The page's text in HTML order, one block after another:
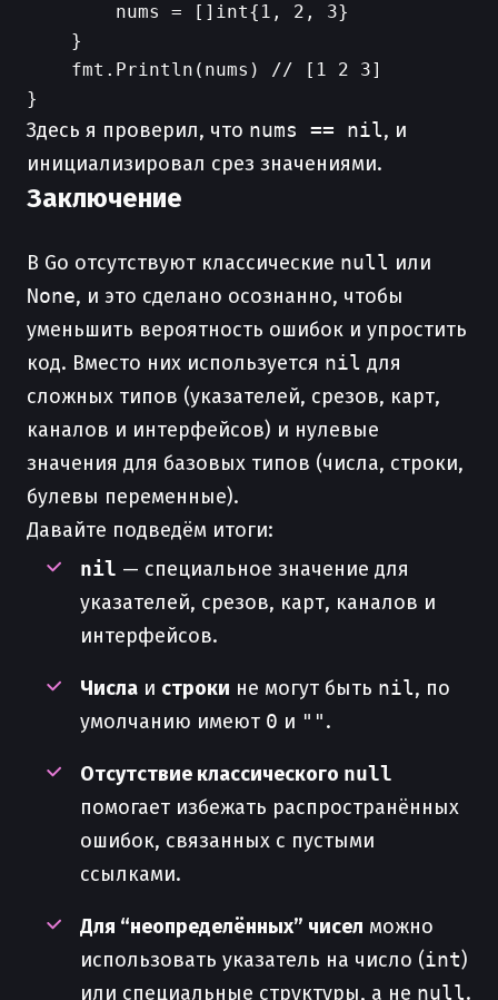
        nums = []int{1, 2, 3}
    }
    fmt.Println(nums) // [1 2 3]
Здесь я проверил, что nums == nil, и
инициализировал срез значениями.
Заключение
В Go отсутствуют классические null или
None, и это сделано осознанно, чтобы
уменьшить вероятность ошибок и упростить
код. Вместо них используется nil для
сложных типов (указателей, срезов, карт,
каналов и интерфейсов) и нулевые
значения для базовых типов (числа, строки,
булевы переменные).
Давайте подведём итоги:
nil — специальное значение для
указателей, срезов, карт, каналов и
интерфейсов.
Числа и строки не могут быть nil, по
умолчанию имеют 0 и "".
Отсутствие классического null
помогает избежать распространённых
ошибок, связанных с пустыми
ссылками.
Для “неопределённых” чисел можно
использовать указатель на число (int)
или специальные структуры, а не null.